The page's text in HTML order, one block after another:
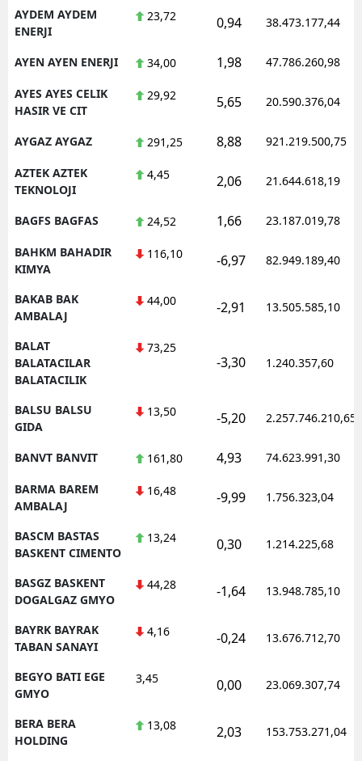
AYDEM AYDEM
ENERJI
23,72 0,94 38.473.177,44
AYEN AYEN ENERJI 34,00 1,98 47.786.260,98
AYES AYES CELIK
HASIR VE CIT
29,92 5,65 20.590.376,04
AYGAZ AYGAZ 291,25 8,88 921.219.500,75
AZTEK AZTEK
TEKNOLOJI
4,45 2,06 21.644.618,19
BAGFS BAGFAS 24,52 1,66 23.187.019,78
BAHKM BAHADIR
KIMYA
116,10 -6,97 82.949.189,40
BAKAB BAK
AMBALAJ
44,00 -2,91 13.505.585,10
BALAT
BALATACILAR
BALATACILIK
73,25
-3,30 1.240.357,60
BALSU BALSU
GIDA
13,50 -5,20 2.257.746.210,65
BANVT BANVIT 161,80 4,93 74.623.991,30
BARMA BAREM
AMBALAJ
16,48 -9,99 1.756.323,04
BASCM BASTAS
BASKENT CIMENTO
13,24 0,30 1.214.225,68
BASGZ BASKENT
DOGALGAZ GMYO
44,28 -1,64 13.948.785,10
BAYRK BAYRAK
TABAN SANAYI
4,16 -0,24 13.676.712,70
BEGYO BATI EGE
GMYO
3,45 0,00 23.069.307,74
BERA BERA
HOLDING
13,08 2,03 153.753.271,04